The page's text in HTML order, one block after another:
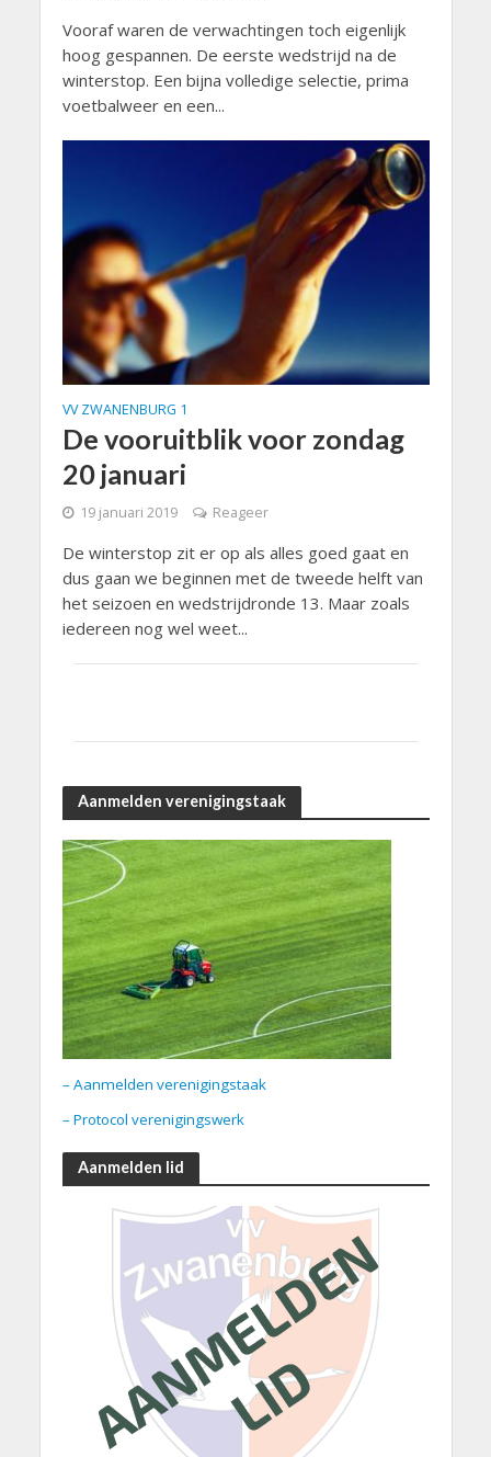
Vooraf waren de verwachtingen toch eigenlijk
hoog gespannen. De eerste wedstrijd na de
winterstop. Een bijna volledige selectie, prima
voetbalweer en een...
VV ZWANENBURG 1
De vooruitblik voor zondag
20 januari
19 januari 2019 Reageer
De winterstop zit er op als alles goed gaat en
dus gaan we beginnen met de tweede helft van
het seizoen en wedstrijdronde 13. Maar zoals
iedereen nog wel weet...
Aanmelden verenigingstaak
– Aanmelden verenigingstaak
– Protocol verenigingswerk
Aanmelden lid